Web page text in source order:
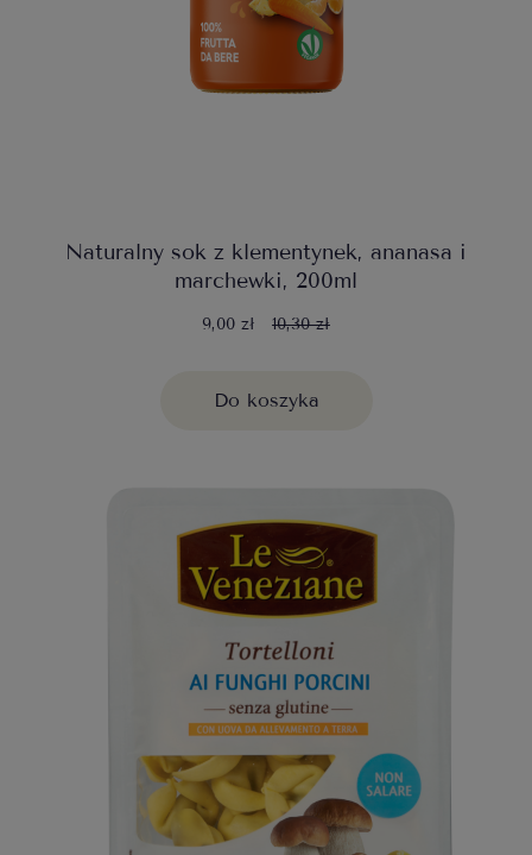
Naturalny sok z klementynek, ananasa i
marchewki, 200ml
9,00 zł 10,30 zł
Do koszyka